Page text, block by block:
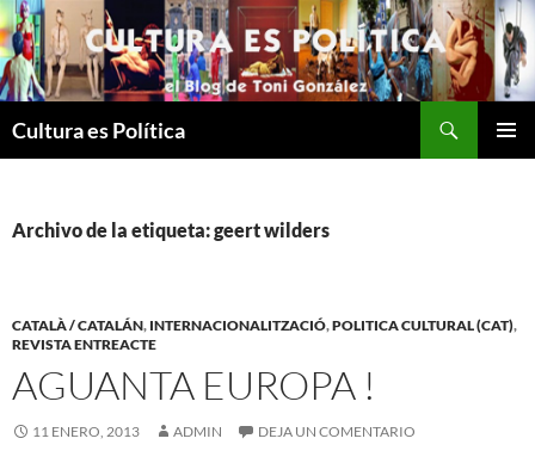
Saltar
al
contenido
Cultura es Política
Archivo de la etiqueta: geert wilders
CATALÀ / CATALÁN, INTERNACIONALITZACIÓ,POLITICA CULTURAL (CAT),
REVISTA ENTREACTE
AGUANTA EUROPA !
11 ENERO, 2013 ADMIN DEJA UN COMENTARIO